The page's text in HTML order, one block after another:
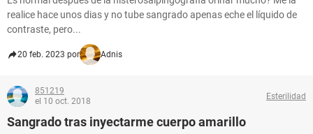
realice hace unos dias y no tube sangrado apenas eche el líquido de
contraste, pero...
20 feb. 2023 por Adnis
851219
el 10 oct. 2018
Esterilidad
Sangrado tras inyectarme cuerpo amarillo